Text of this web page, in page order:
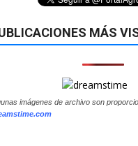
MÁS
imágenes de archivo son